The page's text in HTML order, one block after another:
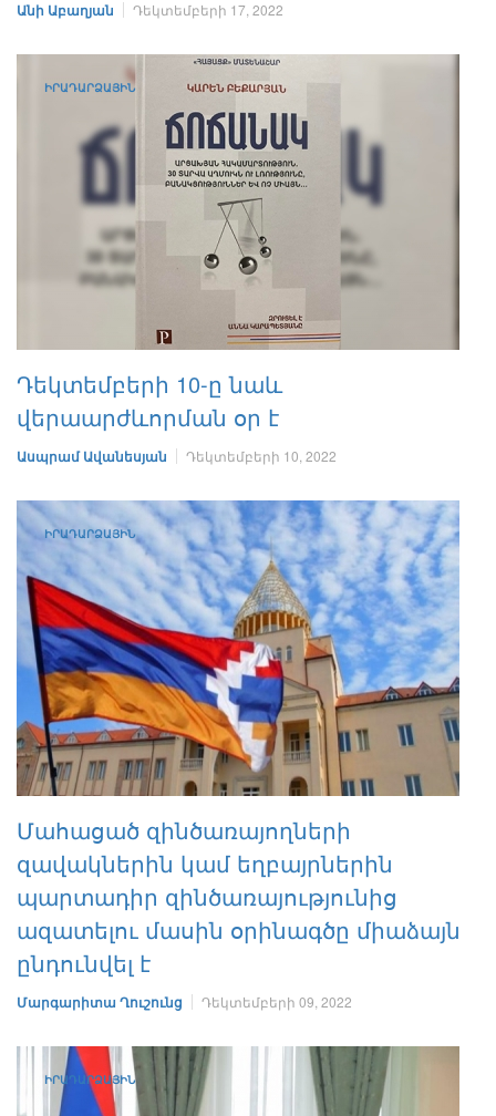
Անի Աբաղյան Դեկտեմբերի 17, 2022
ԻՐԱԴԱՐՁԱՅԻՆ
Դեկտեմբերի 10-ը նաև
վերաարժևորման օր է
Ասպրամ Ավանեսյան Դեկտեմբերի 10, 2022
ԻՐԱԴԱՐՁԱՅԻՆ
Մահացած զինծառայողների
զավակներին կամ եղբայրներին
պարտադիր զինծառայությունից
ազատելու մասին օրինագծը միաձայն
ընդունվել է
Մարգարիտա Ղուշունց Դեկտեմբերի 09, 2022
ԻՐԱԴԱՐՁԱՅԻՆ